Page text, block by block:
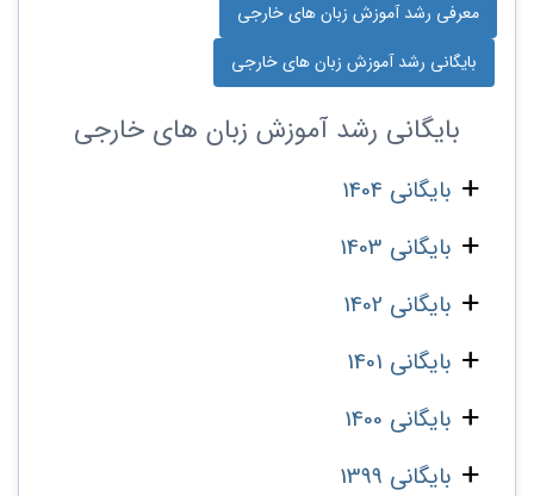
معرفی رشد آموزش زبان‌ های خارجی
بایگانی رشد آموزش زبان‌ های خارجی
بایگانی رشد آموزش زبان‌ های خارجی
بایگانی 1404
بایگانی 1403
بایگانی 1402
بایگانی 1401
بایگانی 1400
بایگانی 1399